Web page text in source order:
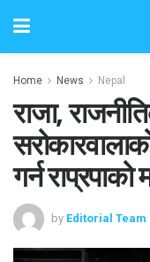
Home News Nepal
राजा,
गर्न राप्रपाको
by Editorial Team